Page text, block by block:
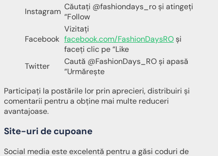
Instagram Căutați @fashiondays_ro și atingeți
“Follow
Facebook
Vizitați
facebook.com/FashionDaysRO și
faceți clic pe “Like
Twitter
Caută @FashionDays_RO și apasă
“Urmărește
Participați la postările lor prin aprecieri, distribuiri și
comentarii pentru a obține mai multe reduceri
avantajoase.
Site-uri de cupoane
Social media este excelentă pentru a găsi coduri de